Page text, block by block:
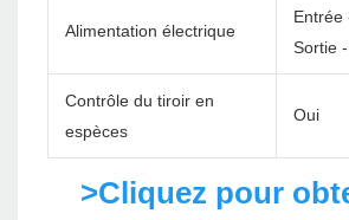
Alimentation électrique
Entrée
Sortie
Contrôle du tiroir en
espèces
Oui
>Cliquez pour